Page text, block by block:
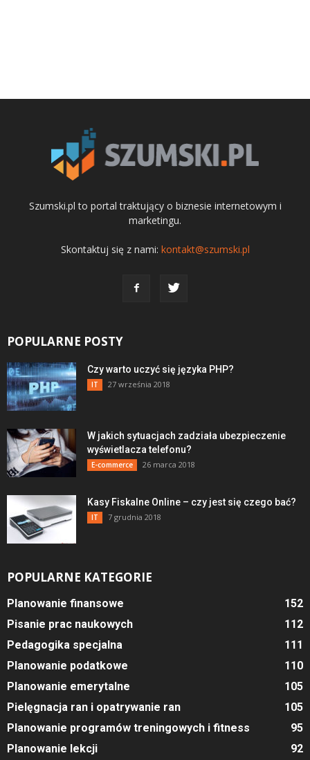
Szumski.pl to portal traktujący o biznesie internetowym i
marketingu.
Skontaktuj się z nami: kontakt@szumski.pl
POPULARNE POSTY
Czy warto uczyć się języka PHP?
IT 27 września 2018
W jakich sytuacjach zadziała ubezpieczenie
wyświetlacza telefonu?
E-commerce 26 marca 2018
Kasy Fiskalne Online – czy jest się czego bać?
IT 7 grudnia 2018
POPULARNE KATEGORIE
Planowanie finansowe
152
Pisanie prac naukowych
112
Pedagogika specjalna
111
Planowanie podatkowe
110
Planowanie emerytalne
105
Pielęgnacja ran i opatrywanie ran
105
Planowanie programów treningowych i fitness
95
Planowanie lekcji
92